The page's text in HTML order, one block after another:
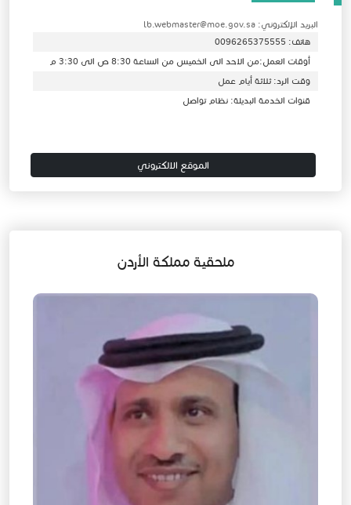
البريد الإلكتروني: lb.webmaster@moe.gov.sa
هاتف: 0096265375555
أوقات العمل:من الاحد الى الخميس من الساعة 8:30 ص الى 3:30 م
وقت الرد: ثلاثة أيام عمل
قنوات الخدمة البديلة: نظام تواصل
الموقع الالكتروني
ملحقية مملكة الأردن